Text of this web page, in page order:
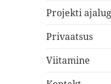
Projekti
Privaatsus
Viitamine